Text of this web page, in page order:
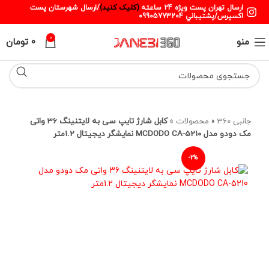
ارسال تهران پست ويژه 24 ساعته (کليک کنيد)/ارسال شهرستان پست
اکسپرس/پشتيباني 09905773204
منو 0
0 تومان
جانبی 360 » محصولات »
کابل شارژ تایپ سی به لایتنینگ 36 واتی
مک دودو مدل MCDODO CA-5210 نمایشگر دیجیتال 1.2متر
-2%